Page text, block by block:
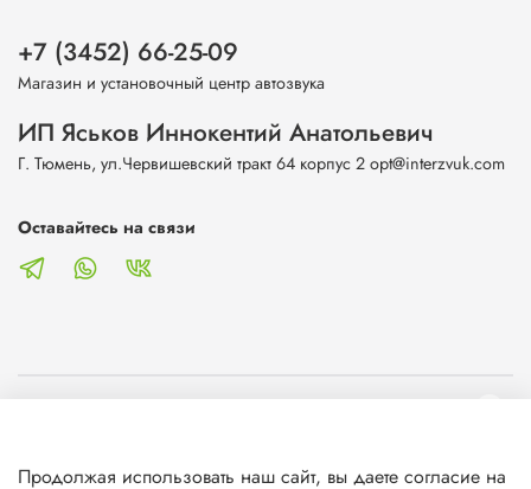
Клиентам
+7 (3452) 66-25-09
Магазин и установочный центр автозвука
ИП Яськов Иннокентий Анатольевич
Г. Тюмень, ул.Червишевский тракт 64 корпус 2 opt@interzvuk.com
Оставайтесь на связи
Продолжая использовать наш сайт, вы даете согласие на